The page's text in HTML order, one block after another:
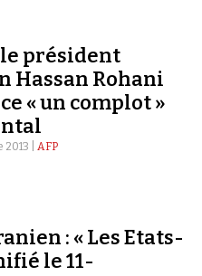
le président
Hassan Rohani
« un complot »
| AFP
: « Les Etats-
le 11-